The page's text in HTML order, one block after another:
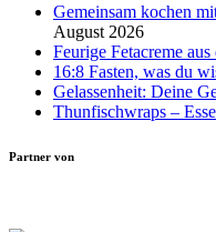
Gemeinsam kochen
August 2026
Feurige Fetacreme
16:8 Fasten, was du
Gelassenheit: Deine
Thunfischwraps –
Partner von